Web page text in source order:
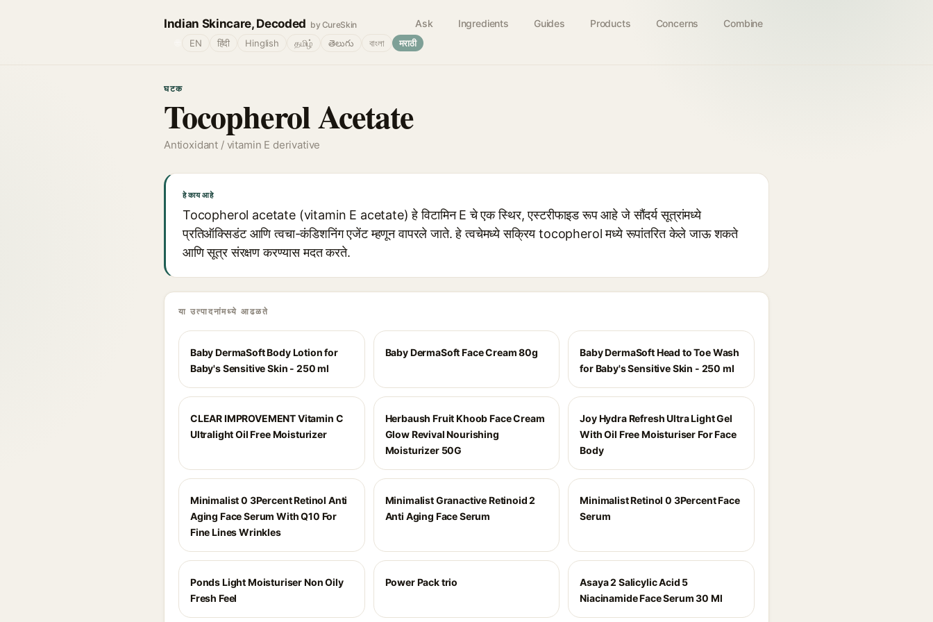
Indian Skincare, Decoded by CureSkin Ask Ingredients Guides Products Concerns Combine
EN हिंदी Hinglish தமிழ் తెలుగు বাংলা मराठी
घटक
Tocopherol Acetate
Antioxidant / vitamin E derivative
हे काय आहे
Tocopherol acetate (vitamin E acetate) हे विटामिन E चे एक स्थिर, एस्टरीफाइड रूप आहे जे सौंदर्य सूत्रांमध्ये
प्रतिऑक्सिडंट आणि त्वचा-कंडिशनिंग एजेंट म्हणून वापरले जाते. हे त्वचेमध्ये सक्रिय tocopherol मध्ये रूपांतरित केले जाऊ शकते
आणि सूत्र संरक्षण करण्यास मदत करते.
या उत्पादनांमध्ये आढळते
Baby DermaSoft Body Lotion for
Baby's Sensitive Skin - 250 ml
Baby DermaSoft Face Cream 80g
Baby DermaSoft Head to Toe Wash
for Baby's Sensitive Skin - 250 ml
CLEAR IMPROVEMENT Vitamin C
Ultralight Oil Free Moisturizer
Herbaush Fruit Khoob Face Cream
Glow Revival Nourishing
Moisturizer 50G
Joy Hydra Refresh Ultra Light Gel
With Oil Free Moisturiser For Face
Body
Minimalist 0 3Percent Retinol Anti
Aging Face Serum With Q10 For
Fine Lines Wrinkles
Minimalist Granactive Retinoid 2
Anti Aging Face Serum
Minimalist Retinol 0 3Percent Face
Serum
Ponds Light Moisturiser Non Oily
Fresh Feel
Power Pack trio
Asaya 2 Salicylic Acid 5
Niacinamide Face Serum 30 Ml